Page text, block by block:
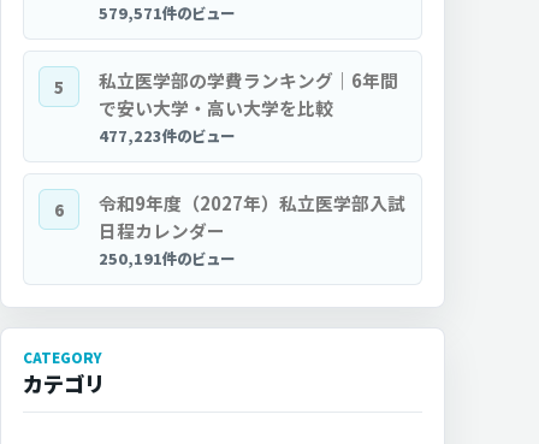
579,571件のビュー
5
私立医学部の学費ランキング｜6年間
で安い大学・高い大学を比較
477,223件のビュー
6
令和9年度（2027年）私立医学部入試
日程カレンダー
250,191件のビュー
CATEGORY
カテゴリ